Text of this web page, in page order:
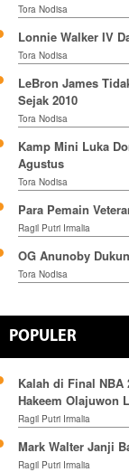
Tora Nodisa
Lonnie Walker IV
Tora Nodisa
LeBron James
Sejak 2010
Tora Nodisa
Kamp Mini Luka
Agustus
Tora Nodisa
Para Pemain
Ragil Putri Irmalia
OG Anunoby
Tora Nodisa
POPULER
Kalah di Final NBA
Hakeem Olajuwon
Ragil Putri Irmalia
Mark Walter Janji
Ragil Putri Irmalia